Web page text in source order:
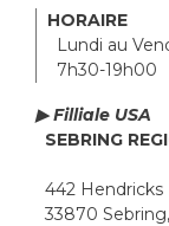
HORAIRE
Lundi au
7h30-19h00
▶ Filliale USA
SEBRING
442 Hendricks
33870